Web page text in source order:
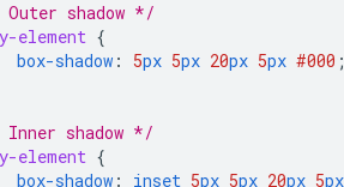
shadow */
element {
box-shadow : 5px 5px 20px 5px #000 ;
shadow */
element {
box-shadow : inset 5px 5px 20px 5px